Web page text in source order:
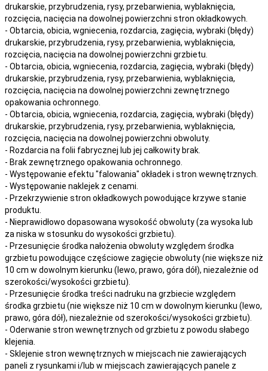
drukarskie, przybrudzenia, rysy, przebarwienia, wyblaknięcia,
rozcięcia, nacięcia na dowolnej powierzchni stron okładkowych.
- Obtarcia, obicia, wgniecenia, rozdarcia, zagięcia, wybraki (błędy)
drukarskie, przybrudzenia, rysy, przebarwienia, wyblaknięcia,
rozcięcia, nacięcia na dowolnej powierzchni grzbietu.
- Obtarcia, obicia, wgniecenia, rozdarcia, zagięcia, wybraki (błędy)
drukarskie, przybrudzenia, rysy, przebarwienia, wyblaknięcia,
rozcięcia, nacięcia na dowolnej powierzchni zewnętrznego
opakowania ochronnego.
- Obtarcia, obicia, wgniecenia, rozdarcia, zagięcia, wybraki (błędy)
drukarskie, przybrudzenia, rysy, przebarwienia, wyblaknięcia,
rozcięcia, nacięcia na dowolnej powierzchni obwoluty.
- Rozdarcia na folii fabrycznej lub jej całkowity brak.
- Brak zewnętrznego opakowania ochronnego.
- Występowanie efektu "falowania" okładek i stron wewnętrznych.
- Występowanie naklejek z cenami.
- Przekrzywienie stron okładkowych powodujące krzywe stanie
produktu.
- Nieprawidłowo dopasowana wysokość obwoluty (za wysoka lub
za niska w stosunku do wysokości grzbietu).
- Przesunięcie środka nałożenia obwoluty względem środka
grzbietu powodujące częściowe zagięcie obwoluty (nie większe niż
10 cm w dowolnym kierunku (lewo, prawo, góra dół), niezależnie od
szerokości/wysokości grzbietu).
- Przesunięcie środka treści nadruku na grzbiecie względem
środka grzbietu (nie większe niż 10 cm w dowolnym kierunku (lewo,
prawo, góra dół), niezależnie od szerokości/wysokości grzbietu).
- Oderwanie stron wewnętrznych od grzbietu z powodu słabego
klejenia.
- Sklejenie stron wewnętrznych w miejscach nie zawierających
paneli z rysunkami i/lub w miejscach zawierających panele z